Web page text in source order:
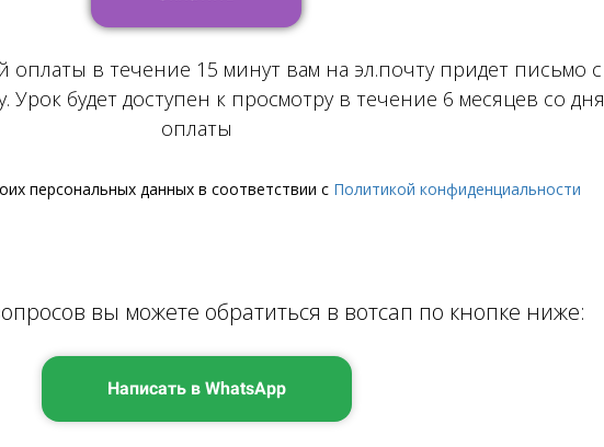
оплаты в течение 15 минут вам на эл.почту придет письмо с
Урок будет доступен к просмотру в течение 6 месяцев со дня
оплаты
персональных данных в соответствии с Политикой конфиденциальности
вы можете обратиться в вотсап по кнопке ниже:
Написать в WhatsApp